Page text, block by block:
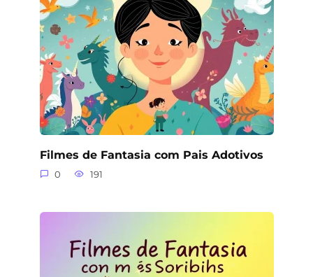
Filmes de Fantasia com Pais Adotivos
0 191